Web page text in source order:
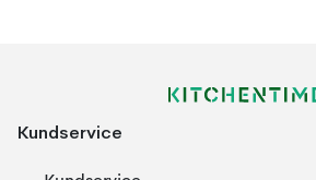
är snyggt att kombinera flera
Kundservice